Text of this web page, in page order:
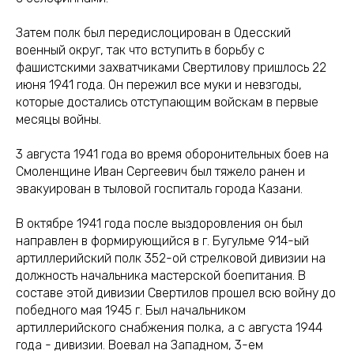
Затем полк был передислоцирован в Одесский
военный округ, так что вступить в борьбу с
фашистскими захватчиками Свертилову пришлось 22
июня 1941 года. Он пережил все муки и невзгоды,
которые достались отступающим войскам в первые
месяцы войны.
3 августа 1941 года во время оборонительных боев на
Смоленщине Иван Сергеевич был тяжело ранен и
эвакуирован в тыловой госпиталь города Казани.
В октябре 1941 года после выздоровления он был
направлен в формирующийся в г. Бугульме 914-ый
артиллерийский полк 352-ой стрелковой дивизии на
должность начальника мастерской боепитания. В
составе этой дивизии Свертилов прошел всю войну до
победного мая 1945 г. Был начальником
артиллерийского снабжения полка, а с августа 1944
года - дивизии. Воевал на Западном, 3-ем